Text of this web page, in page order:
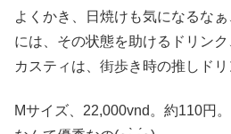
よくかき、日焼けも気になるな
には、その状態を助けるドリン
カスティは、街歩き時の推しドリ
Mサイズ、22,000vnd。約110円。